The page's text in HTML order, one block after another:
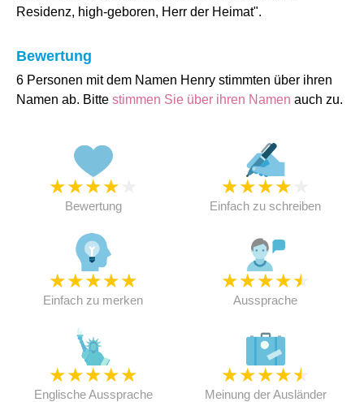
Residenz, high-geboren, Herr der Heimat".
Bewertung
6 Personen mit dem Namen Henry stimmten über ihren
Namen ab. Bitte stimmen Sie über ihren Namen auch zu.
★★★★
Bewertung
★★★★
Einfach zu schreiben
★★★★★
Einfach zu merken
★★★★★
Aussprache
★★★★★
Englische Aussprache
★★★★★
Meinung der Ausländer